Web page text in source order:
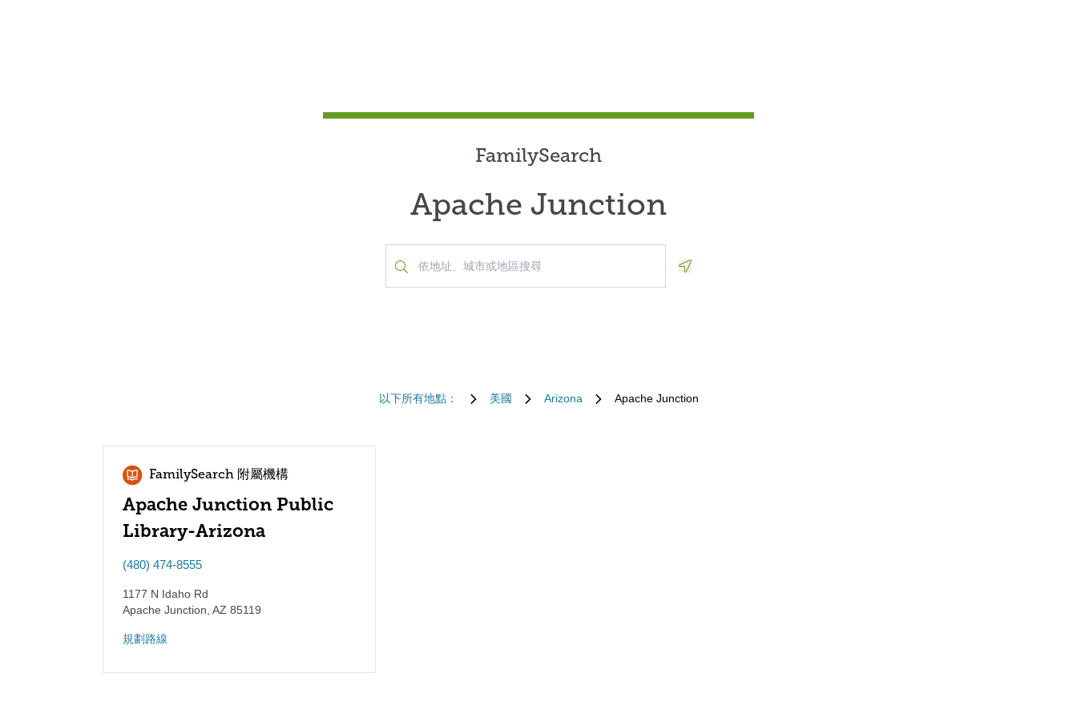
FamilySearch
Apache Junction
以下所有地點： 美國 Arizona Apache Junction
FamilySearch 附屬機構
Apache Junction Public
Library-Arizona
(480) 474-8555
1177 N Idaho Rd
Apache Junction AZ 85119
規劃路線